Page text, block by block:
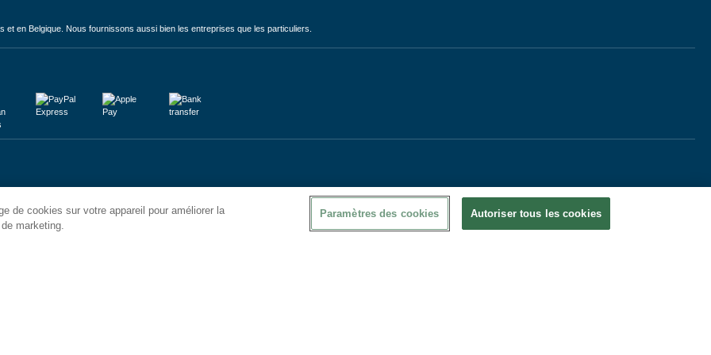
en Belgique. Nous fournissons aussi bien les entreprises que les particuliers.
de cookies sur votre appareil pour améliorer la
marketing.
Paramètres des cookies Autoriser tous les cookies